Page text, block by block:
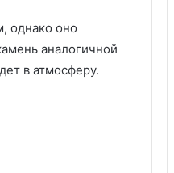
однако оно
аналогичной
в атмосферу.